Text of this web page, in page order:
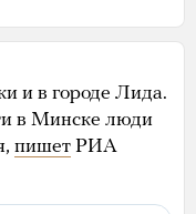
и в городе Лида.
в Минске люди
пишет РИА